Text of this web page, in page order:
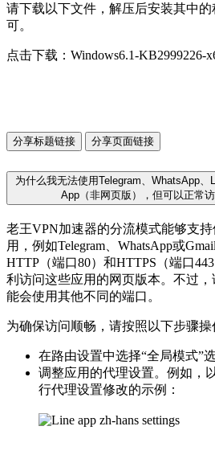
请下载以下文件，解压后安装其中
可。
点击下载：Windows6.1-KB2999226-
分享标题链接 分享页面链接
为什么我无法使用Telegram、WhatsApp
App（非网页版），但可以正常
老王VPN加速器的分流模式能够支
用，例如Telegram、WhatsApp或
HTTP（端口80）和HTTPS（端口
利访问这些应用的网页版本。不过
能会使用其他不同的端口。
为确保访问顺畅，请按照以下步骤操
在路由设置中选择“全局模式”选
调整应用的代理设置。例如，
行代理设置修改的示例：